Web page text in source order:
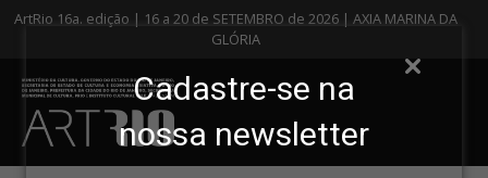
Cadastre-se na
nossa newsletter
ArtRio 16a. edição | 16 a 20 de SETEMBRO de 2026 | AXIA MARINA DA
GLÓRIA